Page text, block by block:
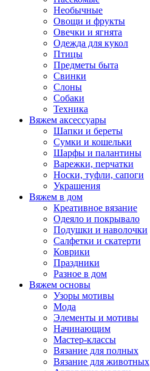
Необычные
Овощи и фрукты
Овечки и ягнята
Одежда для кукол
Птицы
Предметы быта
Свинки
Слоны
Собаки
Техника
Вяжем аксессуары
Шапки и береты
Сумки и кошельки
Шарфы и палантины
Варежки, перчатки
Носки, туфли, сапоги
Украшения
Вяжем в дом
Креативное вязание
Одеяло и покрывало
Подушки и наволочки
Салфетки и скатерти
Коврики
Праздники
Разное в дом
Вяжем основы
Узоры мотивы
Мода
Элементы и мотивы
Начинающим
Мастер-классы
Вязание для полных
Вязание для животных